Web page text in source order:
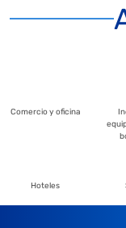
Comercio y oficina
Hoteles